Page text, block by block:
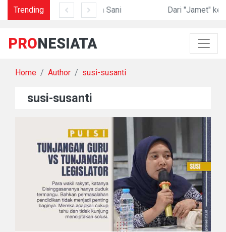
Trending
Garam di Lidah Sani Dari "Jamet" ke FYP
PRONESIATA
Home Author susi-susanti
susi-susanti